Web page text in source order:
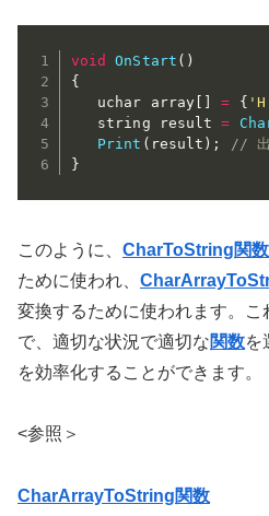
void OnStart ( )
{
   uchar array
= {
   string result
=
Print ( result ) ;
//
}
このように、 CharToString関数
ために使われ、
変換するために使われます。こ
で、適切な状況で適切な関数を
を効率化することができます。
<参照＞
CharArrayToString関数